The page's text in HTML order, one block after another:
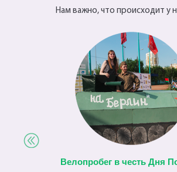
Нам важно, что происходит у
Велопробег в честь Дня